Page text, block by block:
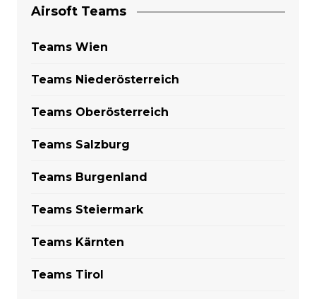
Airsoft Teams
Teams Wien
Teams Niederösterreich
Teams Oberösterreich
Teams Salzburg
Teams Burgenland
Teams Steiermark
Teams Kärnten
Teams Tirol